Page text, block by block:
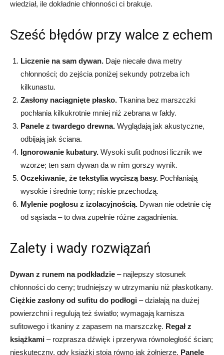
wiedział, ile dokładnie chłonności ci brakuje.
Sześć błędów przy walce z echem
Liczenie na sam dywan. Daje niecałe dwa metry
chłonności; do zejścia poniżej sekundy potrzeba ich
kilkunastu.
Zasłony naciągnięte płasko. Tkanina bez marszczki
pochłania kilkukrotnie mniej niż zebrana w fałdy.
Panele z twardego drewna. Wyglądają jak akustyczne,
odbijają jak ściana.
Ignorowanie kubatury. Wysoki sufit podnosi licznik we
wzorze; ten sam dywan da w nim gorszy wynik.
Oczekiwanie, że tekstylia wyciszą basy. Pochłaniają
wysokie i średnie tony; niskie przechodzą.
Mylenie pogłosu z izolacyjnością. Dywan nie odetnie cię
od sąsiada – to dwa zupełnie różne zagadnienia.
Zalety i wady rozwiązań
Dywan z runem na podkładzie – najlepszy stosunek
chłonności do ceny; trudniejszy w utrzymaniu niż płaskotkany.
Ciężkie zasłony od sufitu do podłogi – działają na dużej
powierzchni i regulują też światło; wymagają karnisza
sufitowego i tkaniny z zapasem na marszczkę. Regał z
książkami – rozprasza dźwięk i przerywa równoległość ścian;
nieskuteczny, gdy książki stoją równo jak żołnierze. Panele